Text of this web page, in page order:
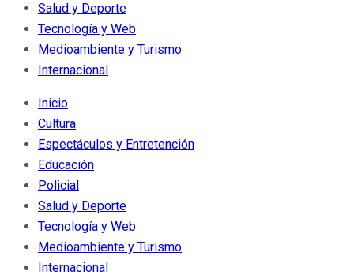
Salud y Deporte
Tecnología y Web
Medioambiente y Turismo
Internacional
Inicio
Cultura
Espectáculos y Entretención
Educación
Policial
Salud y Deporte
Tecnología y Web
Medioambiente y Turismo
Internacional